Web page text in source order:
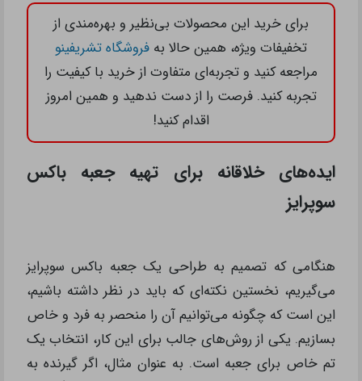
برای خرید این محصولات بی‌نظیر و بهره‌مندی از
تخفیفات ویژه، همین حالا به فروشگاه تشریفینو
مراجعه کنید و تجربه‌ای متفاوت از خرید با کیفیت را
تجربه کنید. فرصت را از دست ندهید و همین امروز
اقدام کنید!
ایده‌های خلاقانه برای تهیه جعبه باکس
سوپرایز
هنگامی که تصمیم به طراحی یک جعبه باکس سوپرایز
می‌گیریم، نخستین نکته‌ای که باید در نظر داشته باشیم،
این است که چگونه می‌توانیم آن را منحصر به فرد و خاص
بسازیم. یکی از روش‌های جالب برای این کار، انتخاب یک
تم خاص برای جعبه است. به عنوان مثال، اگر گیرنده به